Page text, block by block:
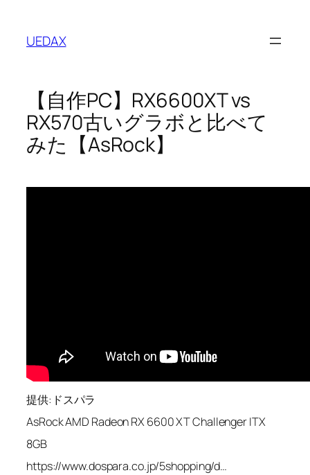
UEDAX
【自作PC】RX6600XT vs
RX570古いグラボと比べて
みた【AsRock】
提供:ドスパラ
AsRock AMD Radeon RX 6600 XT Challenger ITX
8GB
https://www.dospara.co.jp/5shopping/d…